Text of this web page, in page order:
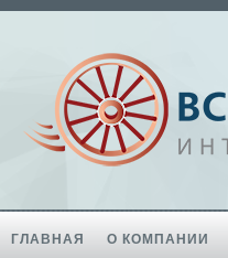
ГЛАВНАЯ О КОМПАНИИ